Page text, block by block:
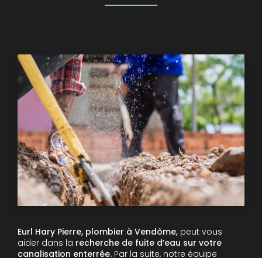
Eurl Hary Pierre, plombier à Vendôme, peut vous
aider dans la recherche de fuite d’eau sur votre
canalisation enterrée. Par la suite, notre équipe